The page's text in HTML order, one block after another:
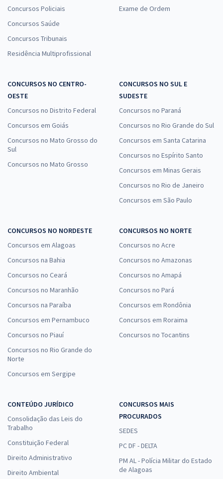
Concursos Policiais
Concursos Saúde
Concursos Tribunais
Residência Multiprofissional
Exame de Ordem
CONCURSOS NO CENTRO-
OESTE
Concursos no Distrito Federal
Concursos em Goiás
Concursos no Mato Grosso do
Sul
Concursos no Mato Grosso
CONCURSOS NO SUL E
SUDESTE
Concursos no Paraná
Concursos no Rio Grande do Sul
Concursos em Santa Catarina
Concursos no Espírito Santo
Concursos em Minas Gerais
Concursos no Rio de Janeiro
Concursos em São Paulo
CONCURSOS NO NORDESTE
Concursos em Alagoas
Concursos na Bahia
Concursos no Ceará
Concursos no Maranhão
Concursos na Paraíba
Concursos em Pernambuco
Concursos no Piauí
Concursos no Rio Grande do
Norte
Concursos em Sergipe
CONCURSOS NO NORTE
Concursos no Acre
Concursos no Amazonas
Concursos no Amapá
Concursos no Pará
Concursos em Rondônia
Concursos em Roraima
Concursos no Tocantins
CONTEÚDO JURÍDICO
Consolidação das Leis do
Trabalho
Constituição Federal
Direito Administrativo
Direito Ambiental
CONCURSOS MAIS
PROCURADOS
SEDES
PC DF - DELTA
PM AL - Polícia Militar do Estado
de Alagoas